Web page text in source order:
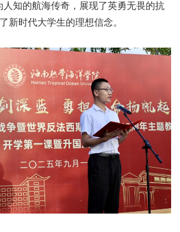
人知的航海传奇，展现了英勇无畏的抗
新时代大学生的理想信念。